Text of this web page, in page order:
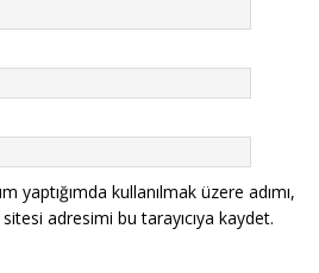
yaptığımda kullanılmak üzere adımı,
adresimi bu tarayıcıya kaydet.